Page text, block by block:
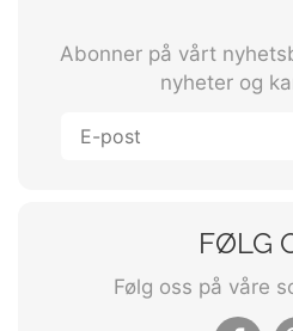
Abonner på vårt
nyheter og
FØLG
Følg oss på våre